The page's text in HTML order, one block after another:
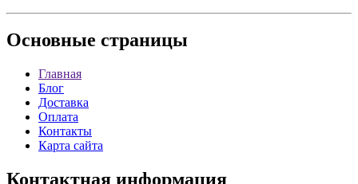
Основные страницы
Главная
Блог
Доставка
Оплата
Контакты
Карта сайта
Контактная информация